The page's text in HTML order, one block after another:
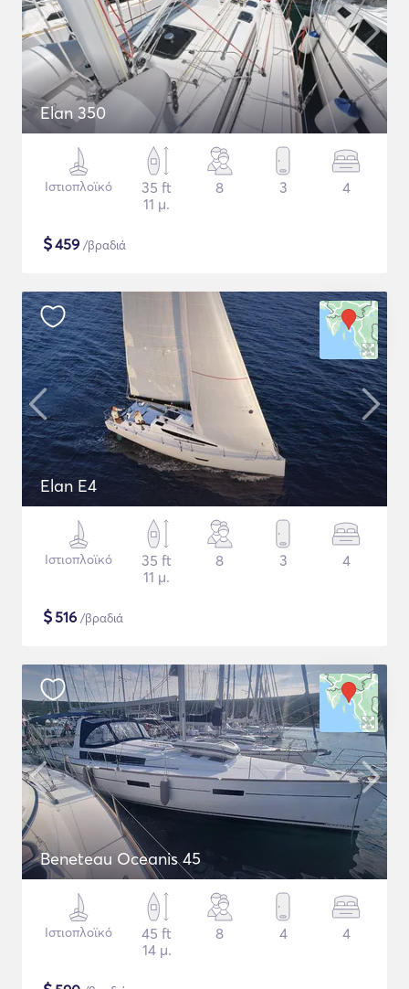
Elan 350
Ιστιοπλοϊκό
35 ft
11 μ.
8 3 4
$459 /βραδιά
Elan E4
Ιστιοπλοϊκό
35 ft
11 μ.
8 3 4
$516 /βραδιά
Beneteau Oceanis 45
Ιστιοπλοϊκό
45 ft
14 μ.
8 4 4